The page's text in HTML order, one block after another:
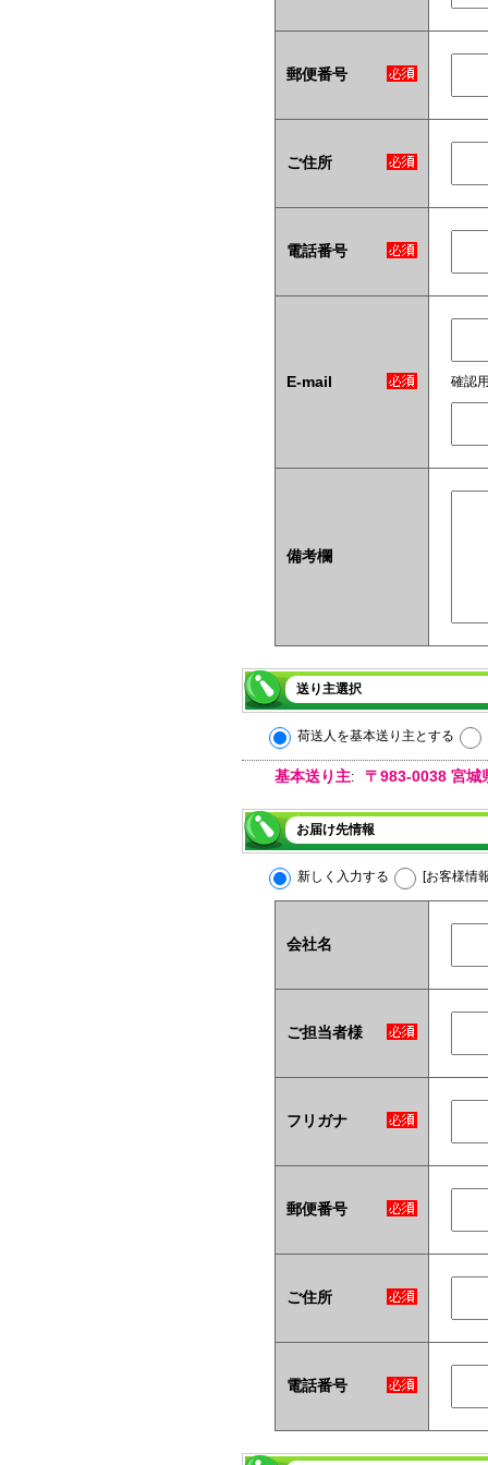
郵便番号
ご住所
電話番号
E-mail 確認
備考欄
送り主選択
荷送人を基本送り主とする
基本送り主: 〒983-0038 宮城
お届け先情報
新しく入力する [お客様情
会社名
ご担当者様
フリガナ
郵便番号
ご住所
電話番号